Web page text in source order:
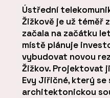
Ústřední
Žižkově je už téměř
začala na začátku
místě plánuje
vybudovat novou
Žižkov. Projektovat ji
Evy Jiřičné, který se
architektonickou